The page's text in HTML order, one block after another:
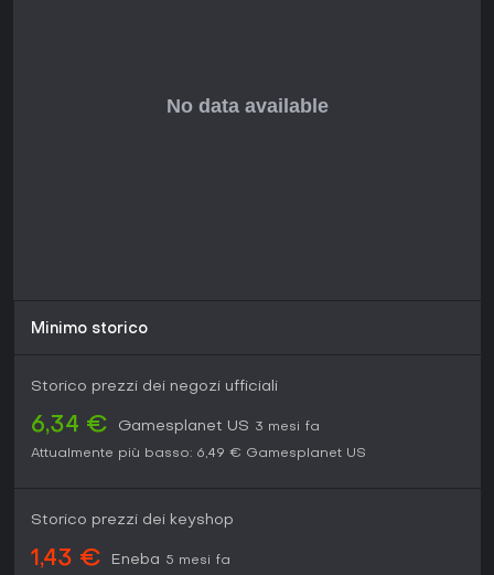
Minimo storico
Storico prezzi dei negozi ufficiali
6,34 € Gamesplanet US 3 mesi fa
Attualmente più basso: 6,49 € Gamesplanet US
Storico prezzi dei keyshop
1,43 € Eneba 5 mesi fa